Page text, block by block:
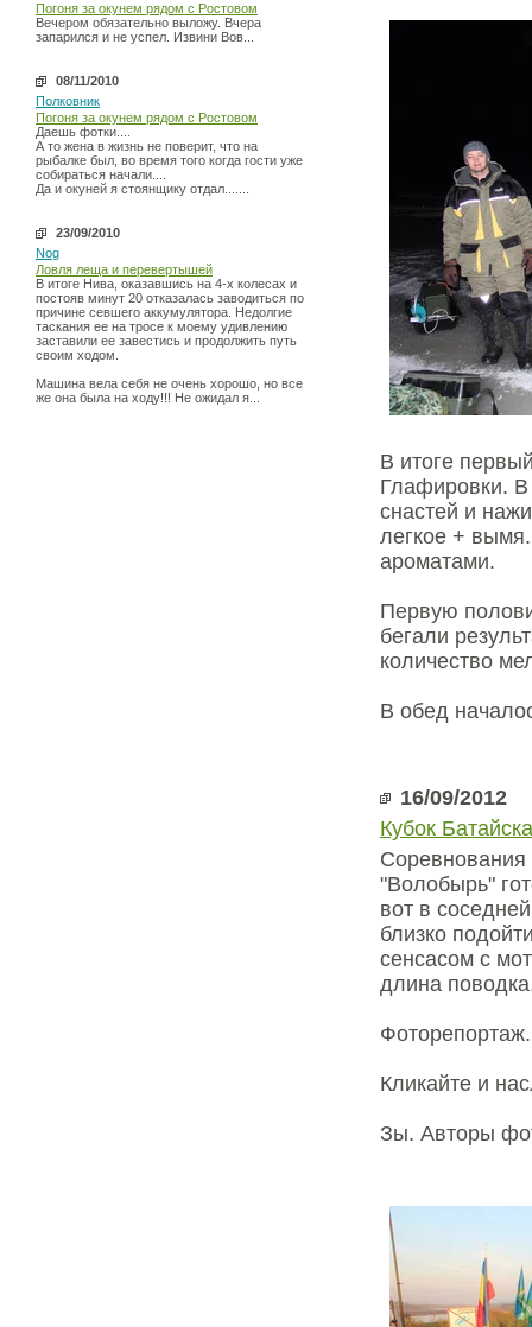
Погоня за окунем рядом с Ростовом
Вечером обязательно выложу. Вчера
запарился и не успел. Извини Вов...
08/11/2010
Полковник
Погоня за окунем рядом с Ростовом
Даешь фотки....
А то жена в жизнь не поверит, что на
рыбалке был, во время того когда гости уже
собираться начали....
Да и окуней я стоянщику отдал.......
23/09/2010
Nog
Ловля леща и перевертышей
В итоге Нива, оказавшись на 4-х колесах и
постояв минут 20 отказалась заводиться по
причине севшего аккумулятора. Недолгие
таскания ее на тросе к моему удивлению
заставили ее завестись и продолжить путь
своим ходом.
Машина вела себя не очень хорошо, но все
же она была на ходу!!! Не ожидал я...
В итоге
Глафировки. В
снастей и
легкое +
ароматами.
Первую
бегали
количество
В обед
16/09/2012
Кубок
"Волобырь"
вот в
близко
сенсасом с
длина
Кликайте и
Зы. Авторы